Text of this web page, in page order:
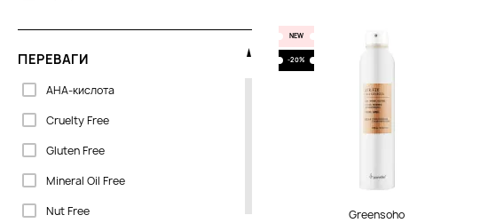
350 мл
65 мл
185 мл
310 мл
ПЕРЕВАГИ
AHA-кислота
Cruelty Free
Gluten Free
Mineral Oil Free
Nut Free
NEW
-20%
Greensoho